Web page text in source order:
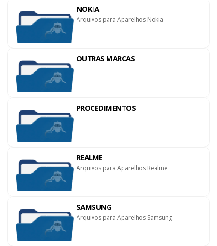
NOKIA
Arquivos para Aparelhos Nokia
OUTRAS MARCAS
PROCEDIMENTOS
REALME
Arquivos para Aparelhos Realme
SAMSUNG
Arquivos para Aparelhos Samsung